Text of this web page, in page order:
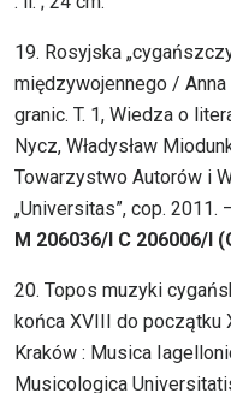
19. Rosyjska
międzywojennego /
granic. T. 1, Wiedza o
Nycz, Władysław
Towarzystwo Autorów i
„Universitas”, cop. 2011.
M 206036/I C 206006/I
20. Topos muzyki
końca XVIII do początku
Kraków : Musica
Musicologica